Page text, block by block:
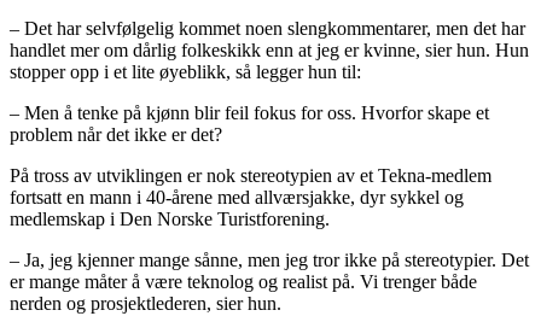
– Det har selvfølgelig kommet noen slengkommentarer, men det har
handlet mer om dårlig folkeskikk enn at jeg er kvinne, sier hun. Hun
stopper opp i et lite øyeblikk, så legger hun til:
– Men å tenke på kjønn blir feil fokus for oss. Hvorfor skape et
problem når det ikke er det?
På tross av utviklingen er nok stereotypien av et Tekna-medlem
fortsatt en mann i 40-årene med allværsjakke, dyr sykkel og
medlemskap i Den Norske Turistforening.
– Ja, jeg kjenner mange sånne, men jeg tror ikke på stereotypier. Det
er mange måter å være teknolog og realist på. Vi trenger både
nerden og prosjektlederen, sier hun.